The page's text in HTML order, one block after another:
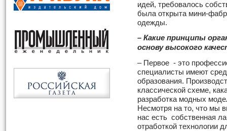
идей, требовалось
была открыта мини-
одежды.
– Какие принципы
основу высокого
– Первое - это
специалисты имеют
образования.
классической схеме,
разработка модных
Несмотря на то, что мы
нас есть собственная
отработкой технологии